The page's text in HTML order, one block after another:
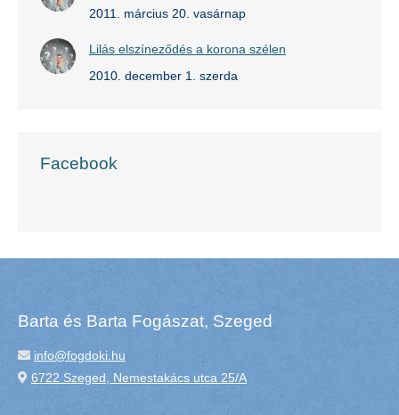
2011. március 20. vasárnap
Lilás elszíneződés a korona szélen
2010. december 1. szerda
Facebook
Barta és Barta Fogászat, Szeged
info@fogdoki.hu
6722 Szeged, Nemestakács utca 25/A